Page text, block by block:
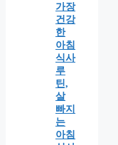
가장
건강
한
아침
식사
루
틴,
살
빠지
는
아침